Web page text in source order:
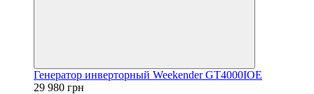
Генератор инверторный Weekender GT4000IOE
29 980 грн